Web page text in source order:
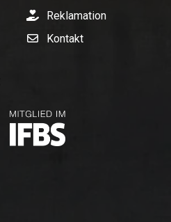
Reklamation
Kontakt